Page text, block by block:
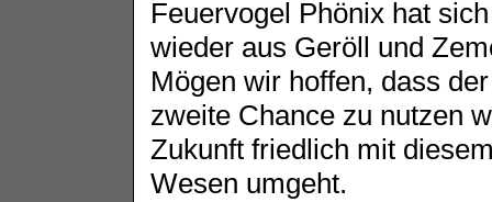
Feuervogel Phönix hat
wieder aus Geröll und
Mögen wir hoffen, dass
zweite Chance zu nutzen
Zukunft friedlich mit
Wesen umgeht.